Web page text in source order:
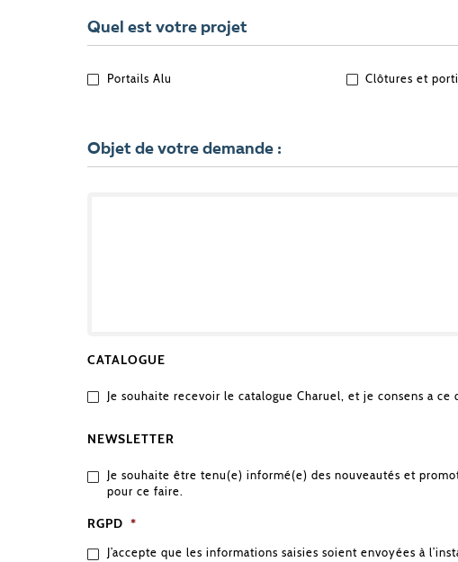
Quel est votre projet
QUEL
?
Portails Alu Clôtures et
Objet de votre demande :
CATALOGUE
Je souhaite recevoir le catalogue Charuel, et je consens a
NEWSLETTER
Je souhaite être tenu(e) informé(e) des nouveautés et
pour ce faire.
RGPD *
J’accepte que les informations saisies soient envoyées à